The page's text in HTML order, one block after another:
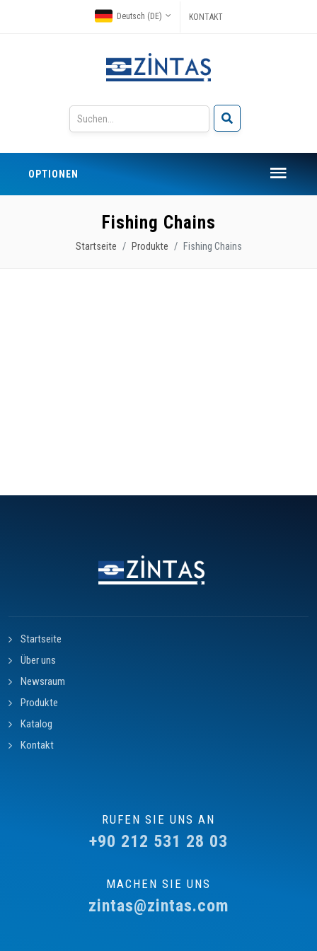
Deutsch (DE) KONTAKT
OPTIONEN
Fishing Chains
Startseite Produkte Fishing Chains
Startseite
Über uns
Newsraum
Produkte
Katalog
Kontakt
RUFEN SIE UNS AN
+90 212 531 28 03
MACHEN SIE UNS
zintas@zintas.com